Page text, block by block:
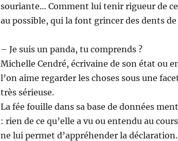
souriante… Comment lui tenir rigueur de
au possible, qui la font grincer des dents
– Je suis un panda, tu comprends ?
Michelle Cendré, écrivaine de son état ou
l’on aime regarder les choses sous une
très sérieuse.
La fée fouille dans sa base de données
: rien de ce qu’elle a vu ou entendu au
ne lui permet d’appréhender la déclaration.